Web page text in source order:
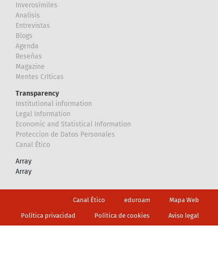
Inverosímiles
Analisis
Entrevistas
Blogs
Agenda
Reseñas
Magazine
Mentes Críticas
Transparency
Institutional information
Legal Information
Economic and Statistical Information
Proteccion de Datos Personales
Canal Ético
Array
Array
Canal Ético eduroam Mapa Web
Política privacidad Política de cookies Aviso legal